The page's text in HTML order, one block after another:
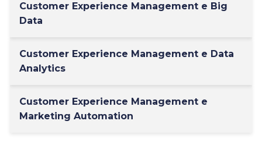
Customer Experience Management e Big
Data
Customer Experience Management e Data
Analytics
Customer Experience Management e
Marketing Automation